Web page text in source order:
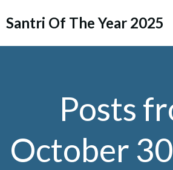
to
Santri Of The Year 2025
Posts
October